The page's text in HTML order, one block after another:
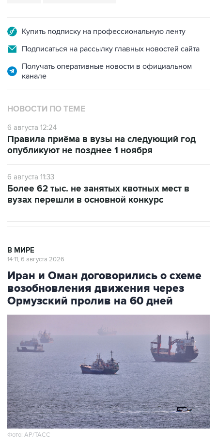
Купить подписку на профессиональную ленту
Подписаться на рассылку главных новостей сайта
Получать оперативные новости в официальном
канале
НОВОСТИ ПО ТЕМЕ
6 августа 12:24
Правила приёма в вузы на следующий год
опубликуют не позднее 1 ноября
6 августа 11:33
Более 62 тыс. не занятых квотных мест в
вузах перешли в основной конкурс
В МИРЕ
14:11, 6 августа 2026
Иран и Оман договорились о схеме
возобновления движения через
Ормузский пролив на 60 дней
Фото: AP/ТАСС